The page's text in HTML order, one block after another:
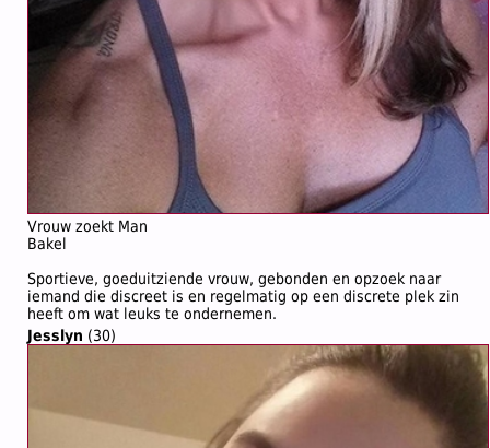
Vrouw zoekt Man
Bakel
Sportieve, goeduitziende vrouw, gebonden en opzoek naar
iemand die discreet is en regelmatig op een discrete plek zin
heeft om wat leuks te ondernemen.
Jesslyn (30)